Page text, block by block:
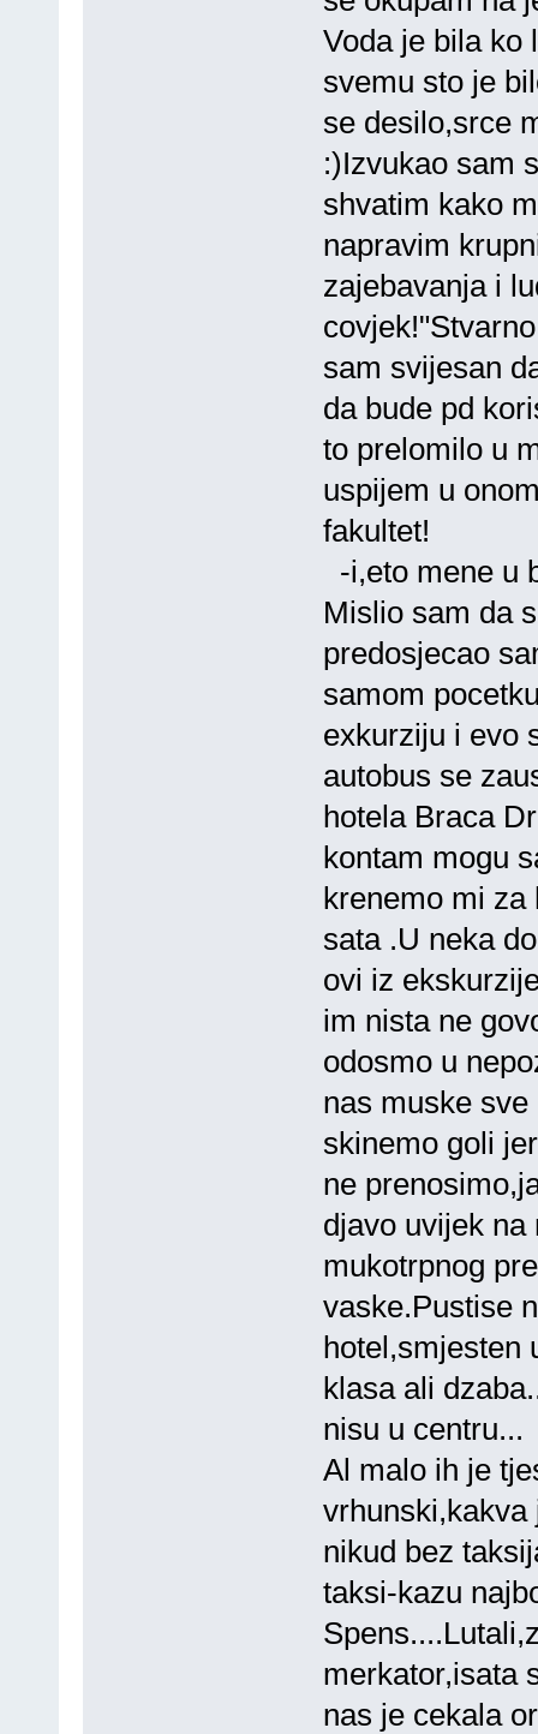
Voda je bila ko
svemu sto je
se desilo,srce
:)Izvukao sam
shvatim kako
napravim
zajebavanja i
sam svijesan
da bude pd
to prelomilo u
uspijem u
fakultet!
-i,eto mene u
Mislio sam da
predosjecao
samom
exkurziju i evo
autobus se
hotela Braca
kontam mogu
krenemo mi za
sata .U neka
ovi iz
im nista ne
odosmo u
nas muske
skinemo goli
ne
djavo uvijek na
mukotrpnog
vaske.Pustise
hotel,smjesten
klasa ali
nisu u centru...
Al malo ih je
vrhunski,kakva
nikud bez
taksi-kazu
merkator,isata
nas je cekala